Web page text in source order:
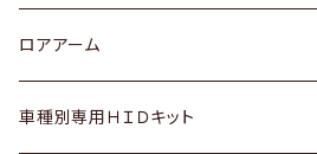
ダイハツ
マツダ
日産
ダイハツ
スズキ
日産
ホンダ
スズキ
トヨタ
ホンダ
ロアアーム
ホンダ
車種別専用ＨＩＤキット